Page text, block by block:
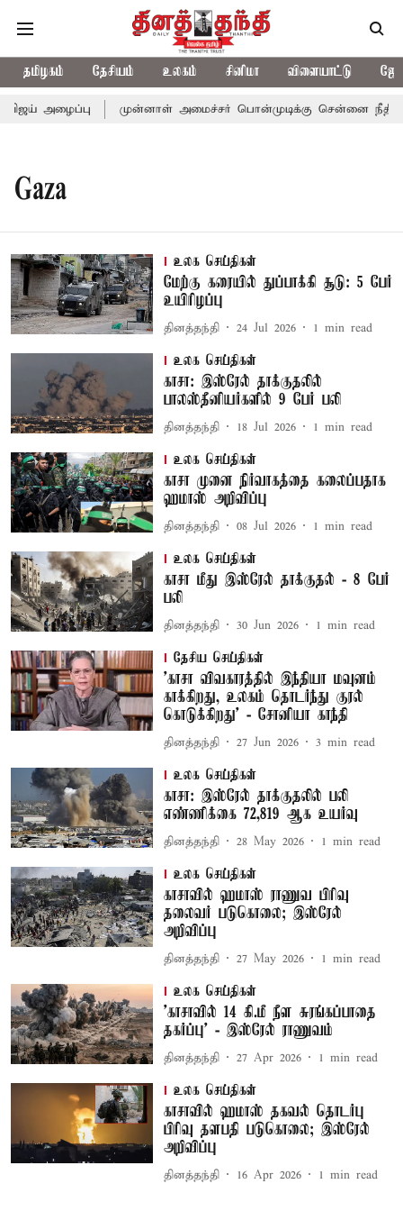
தமிழகம் தேசியம் உலகம் சினிமா விளையாட்டு
அழைப்பு முன்னாள் அமைச்சர் பொன்முடிக்கு சென்னை
Gaza
உலக செய்திகள்
மேற்கு கரையில் துப்பாக்கி சூடு: 5 பேர்
உயிரிழப்பு
தினத்தந்தி 24 Jul 2026 1 min read
உலக செய்திகள்
காசா: இஸ்ரேல் தாக்குதலில்
பாலஸ்தீனியர்களில் 9 பேர் பலி
தினத்தந்தி 18 Jul 2026 1 min read
உலக செய்திகள்
காசா முனை நிர்வாகத்தை கலைப்பதாக
ஹமாஸ் அறிவிப்பு
தினத்தந்தி 08 Jul 2026 1 min read
உலக செய்திகள்
காசா மீது இஸ்ரேல் தாக்குதல் - 8 பேர்
பலி
தினத்தந்தி 30 Jun 2026 1 min read
தேசிய செய்திகள்
'காசா விவகாரத்தில் இந்தியா மவுனம்
காக்கிறது, உலகம் தொடர்ந்து குரல்
கொடுக்கிறது' - சோனியா காந்தி
தினத்தந்தி 27 Jun 2026 3 min read
உலக செய்திகள்
காசா: இஸ்ரேல் தாக்குதலில் பலி
எண்ணிக்கை 72,819 ஆக உயர்வு
தினத்தந்தி 28 May 2026 1 min read
உலக செய்திகள்
காசாவில் ஹமாஸ் ராணுவ பிரிவு
தலைவர் படுகொலை; இஸ்ரேல்
அறிவிப்பு
தினத்தந்தி 27 May 2026 1 min read
உலக செய்திகள்
'காசாவில் 14 கி.மீ நீள சுரங்கப்பாதை
தகர்ப்பு' - இஸ்ரேல் ராணுவம்
தினத்தந்தி 27 Apr 2026 1 min read
உலக செய்திகள்
காசாவில் ஹமாஸ் தகவல் தொடர்பு
பிரிவு தளபதி படுகொலை; இஸ்ரேல்
அறிவிப்பு
தினத்தந்தி 16 Apr 2026 1 min read